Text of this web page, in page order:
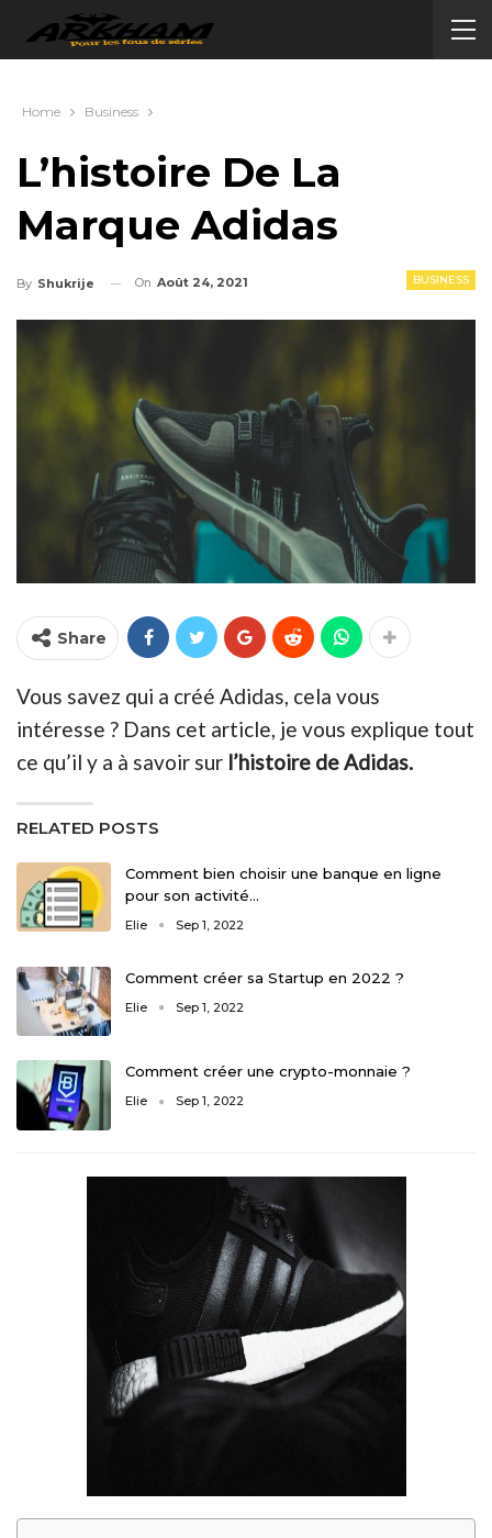
Home Business
L’histoire De La
Marque Adidas
BUSINESS
By Shukrije On Août 24, 2021
Share
Vous savez qui a créé Adidas, cela vous
intéresse ? Dans cet article, je vous explique tout
ce qu’il y a à savoir sur l’histoire de Adidas.
RELATED POSTS
Comment bien choisir une banque en ligne
pour son activité…
Elie Sep 1, 2022
Comment créer sa Startup en 2022 ?
Elie Sep 1, 2022
Comment créer une crypto-monnaie ?
Elie Sep 1, 2022